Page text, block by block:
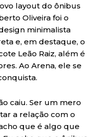
layout do ônibus
Oliveira foi o
minimalista
e, em destaque, o
Leão Raiz, além é
Ao Arena, ele se
caiu. Ser um mero
a relação com o
que é algo que